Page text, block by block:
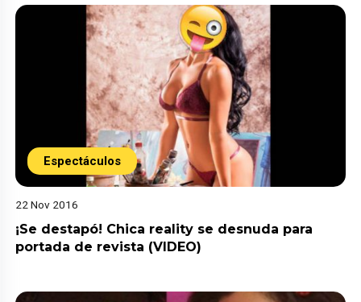
Espectáculos
22 Nov 2016
¡Se destapó! Chica reality se desnuda para
portada de revista (VIDEO)